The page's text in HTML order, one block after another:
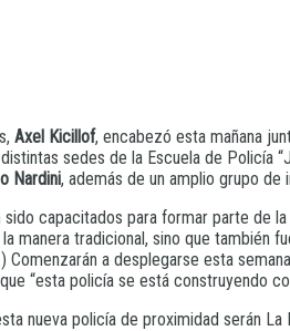
Axel Kicillof, encabezó esta mañana
sedes de la Escuela de Policía
Nardini, además de un amplio grupo de
sido capacitados para formar parte
manera tradicional, sino que también
a desplegarse esta
“esta policía se está construyendo
nueva policía de proximidad serán